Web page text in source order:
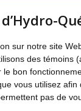
sur notre site
des témoins
bon
vous utilisez
pas de